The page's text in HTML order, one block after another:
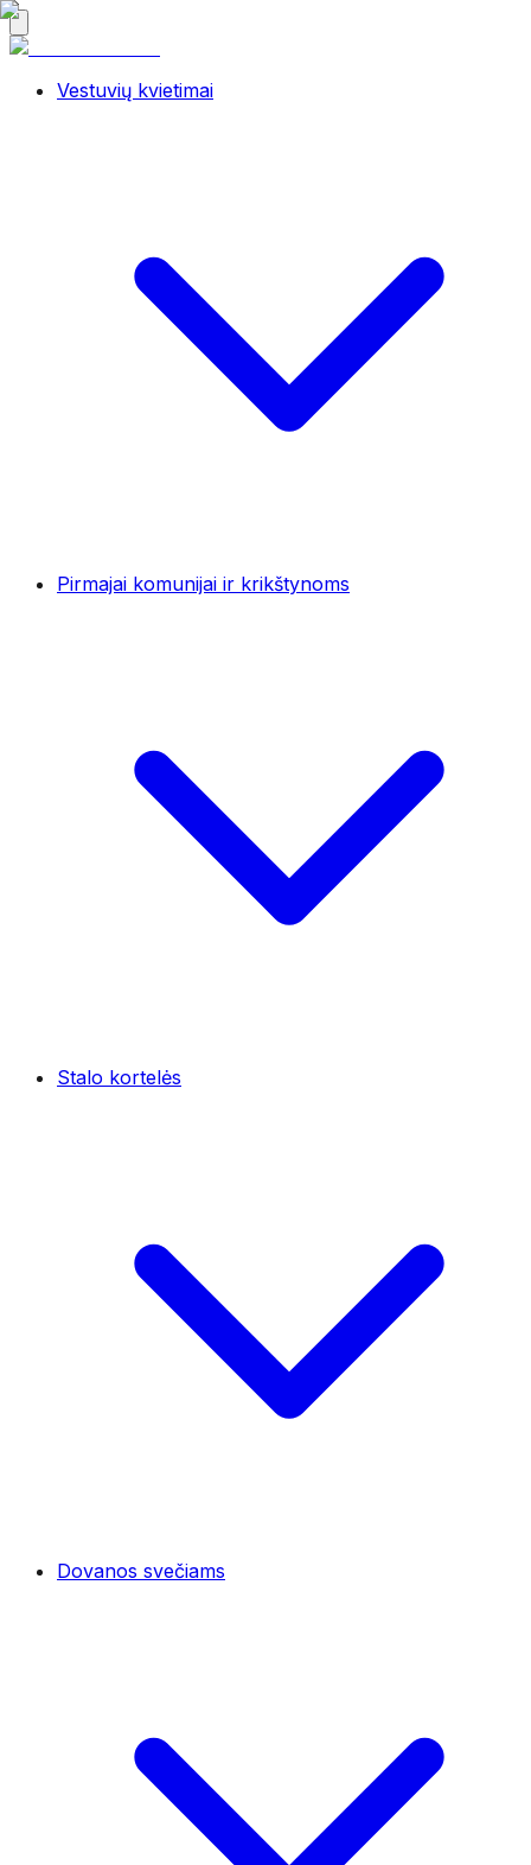
Vestuvių kvietimai
Pirmajai komunijai ir krikštynoms
Stalo kortelės
Dovanos svečiams